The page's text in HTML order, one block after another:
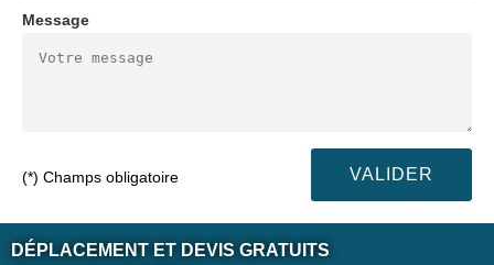
Message
(*) Champs obligatoire
DÉPLACEMENT ET DEVIS GRATUITS